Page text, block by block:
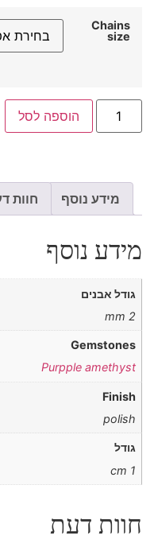
Chains
size
הוספה לסל
מידע נוסף חוות
מידע נוסף
גודל אבנים
2 mm
Gemstones
Purpple amethyst
Finish
polish
גודל
1 cm
חוות דעת